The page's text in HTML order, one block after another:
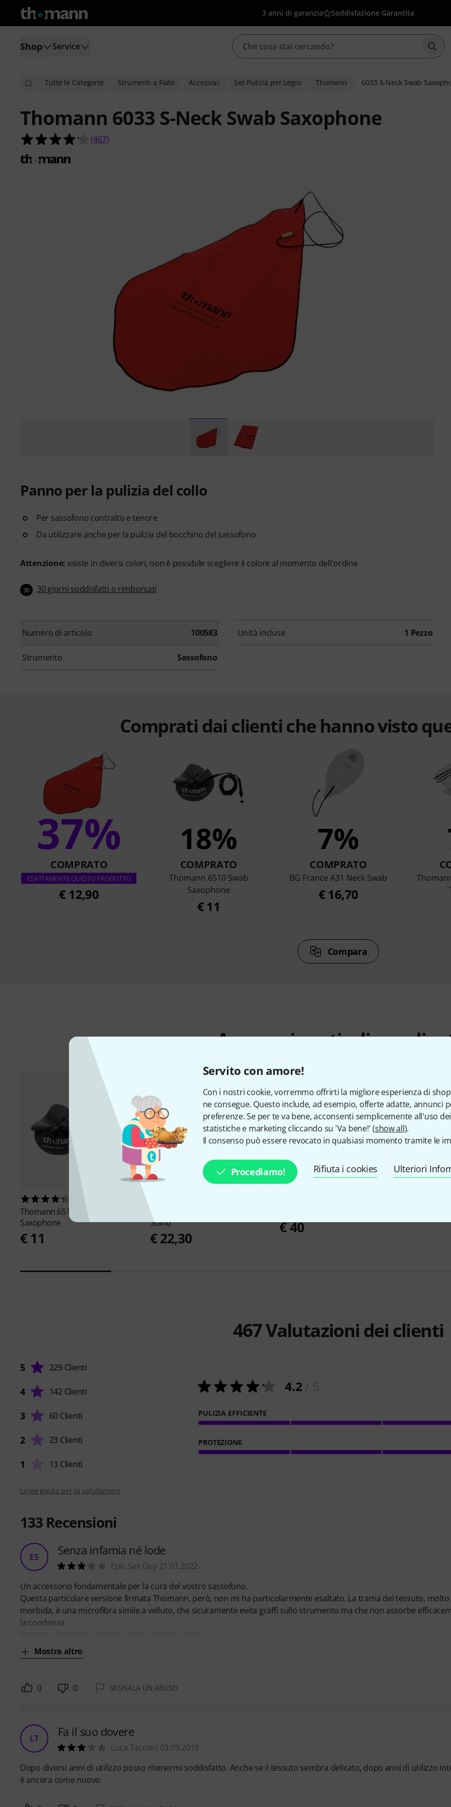
Servito con amore!
Con i nostri cookie, vorremmo offrirti la migliore esperienza di
ne consegue. Questo include, ad esempio, offerte adatte, annunci
preferenze. Se per te va bene, acconsenti semplicemente all'uso
statistiche e marketing cliccando su 'Va bene!' (show all).
Il consenso può essere revocato in qualsiasi momento tramite le
Procediamo! Rifiuta i cookies Ulteriori
3 anni di garanzia Soddisfazione Garantita
Shop Service
Tutte le Categorie Strumenti a Fiato Accessori Set Pulizia per Legni Thomann 6033 S-Neck Swab
Thomann 6033 S-Neck Swab Saxophone
4.2 su 5 stelle su 467 valutazioni dei clienti
(467)
Panno per la pulizia del collo
Per sassofono contralto e tenore
Da utilizzare anche per la pulizia del bocchino del sassofono
Attenzione: esiste in diversi colori, non è possibile scegliere il colore al momento dell'ordine
30 30 giorni soddisfatti o rimborsati
Numero di articolo 100583 Unità incluse 1 Pezzo
Strumento Sassofono
Comprati dai clienti che hanno visto
37%
COMPRATO
ESATTAMENTE QUESTO PRODOTTO
€ 12,90
18%
COMPRATO
Thomann 6510 Swab
Saxophone
€ 11
7%
COMPRATO
BG France A31 Neck Swab
€ 16,70
Compara
Accessori e articoli
Thomann 6510 Swab
Saxophone
€ 11
K&M
Stand
€ 22,30
€ 40
467Valutazioni dei clienti
5 229 Clienti
4 142 Clienti
3 60 Clienti
2 23 Clienti
1 13 Clienti
4.2
PULIZIA EFFICIENTE
PROTEZIONE
Linee guida per la valutazione
133 Recensioni
ES Senza infamia né lode
Epic Sax Guy 21.01.2022
Un accessorio fondamentale per la cura del vostro sassofono.
Questa particolare versione firmata Thomann, però, non mi ha particolarmente esaltato. La trama del tessuto, molto
morbida, è una microfibra simile a velluto, che sicuramente evita graffi sullo strumento ma che non assorbe
la condensa.
Mostra altro
0 0 SEGNALA UN ABUSO
LT Fa il suo dovere
Luca Tacconi 03.09.2018
Dopo diversi anni di utilizzo posso ritenermi soddisfatto. Anche se il tessuto sembra delicato, dopo anni di utilizzo
è ancora come nuovo.